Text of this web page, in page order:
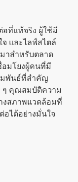
ที่แท้จริง ผู้ใช้มี
และไลฟ์สไตล์
าสำหรับตลาด
อมโยงผู้คนที่มี
มพันธ์ที่สำคัญ
ๆ คุณสมบัติความ
งสภาพแวดล้อมที่
อได้อย่างมั่นใจ